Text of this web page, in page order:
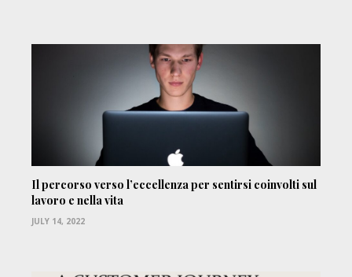
Il percorso verso l’eccellenza per sentirsi coinvolti sul
lavoro e nella vita
JULY 14, 2022